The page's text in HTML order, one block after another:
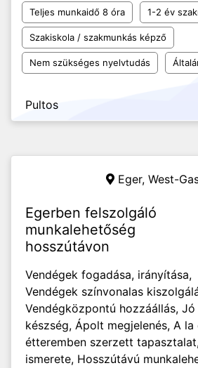
Teljes munkaidő 8 óra 1-2 év
Szakiskola / szakmunkás képző
Nem szükséges nyelvtudás
Pultos
Eger, West-
Egerben felszolgáló
munkalehetőség
hosszútávon
Vendégek fogadása, irányítása,
Vendégek színvonalas
Vendégközpontú hozzáállás,
készség, Ápolt megjelenés, A
étteremben szerzett
ismerete, Hosszútávú